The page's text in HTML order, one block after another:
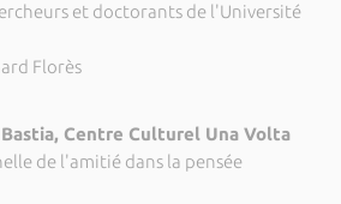
et doctorants de l'Université
Florès
Centre Culturel Una Volta
de l'amitié dans la pensée